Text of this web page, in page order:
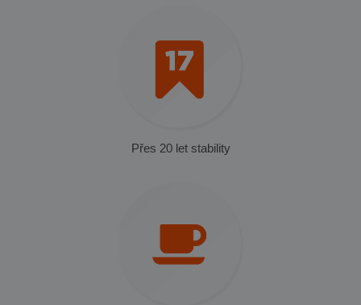
Přes 20 let stability